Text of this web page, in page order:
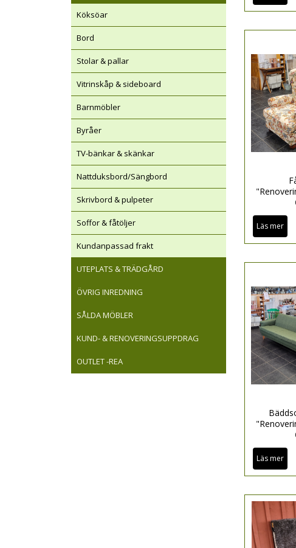
Köksöar
Bord
Stolar & pallar
Vitrinskåp & sideboard
Barnmöbler
Byråer
TV-bänkar & skänkar
Nattduksbord/Sängbord
Skrivbord & pulpeter
Soffor & fåtöljer
Kundanpassad frakt
UTEPLATS & TRÄDGÅRD
ÖVRIG INREDNING
SÅLDA MÖBLER
KUND- & RENOVERINGSUPPDRAG
OUTLET -REA
Läs mer
Läs mer